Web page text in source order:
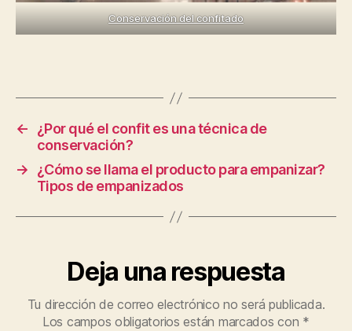
Conservación del confitado
←
¿Por qué el confit es una técnica de
conservación?
→
¿Cómo se llama el producto para empanizar?
Tipos de empanizados
Deja una respuesta
Tu dirección de correo electrónico no será publicada.
Los campos obligatorios están marcados con *